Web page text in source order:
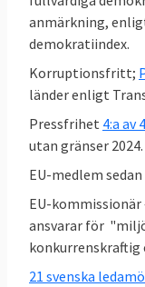
anmärkning,
demokratiindex.
Korruptionsfritt;
länder enligt
Pressfrihet 4:a av
utan gränser 2024.
EU-medlem sedan
EU-kommissionär
ansvarar för
konkurrenskraftig
21 svenska